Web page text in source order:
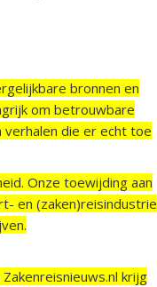
bronnen en
om betrouwbare
die er echt toe
Onze toewijding aan
en (zaken)reisindustrie
krijg